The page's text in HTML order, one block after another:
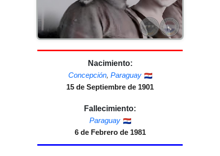
Nacimiento:
Concepción, Paraguay
15 de Septiembre de 1901
Fallecimiento:
Paraguay
6 de Febrero de 1981